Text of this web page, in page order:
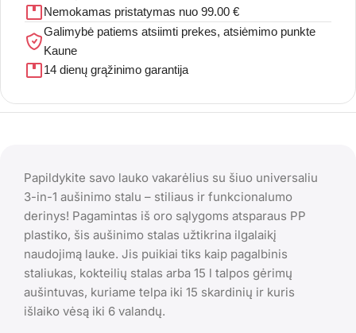
Nemokamas pristatymas nuo 99.00 €
Galimybė patiems atsiimti prekes, atsiėmimo punkte
Kaune
14 dienų grąžinimo garantija
Papildykite savo lauko vakarėlius su šiuo universaliu
3-in-1 aušinimo stalu – stiliaus ir funkcionalumo
derinys! Pagamintas iš oro sąlygoms atsparaus PP
plastiko, šis aušinimo stalas užtikrina ilgalaikį
naudojimą lauke. Jis puikiai tiks kaip pagalbinis
staliukas, kokteilių stalas arba 15 l talpos gėrimų
aušintuvas, kuriame telpa iki 15 skardinių ir kuris
išlaiko vėsą iki 6 valandų.